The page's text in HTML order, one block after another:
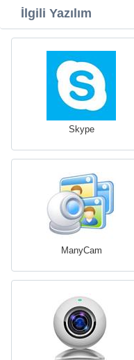
İlgili Yazılım
Skype
ManyCam